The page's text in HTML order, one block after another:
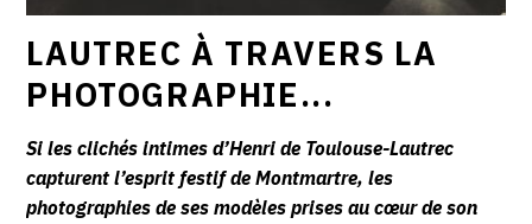
CGU
SUIVEZ-NOUS
LAUTREC À TRAVERS LA
PHOTOGRAPHIE...
Si les clichés intimes d’Henri de Toulouse-Lautrec
capturent l’esprit festif de Montmartre, les
photographies de ses modèles prises au cœur de son